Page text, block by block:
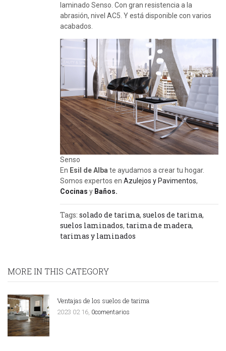
laminado Senso. Con gran resistencia a la
abrasión, nivel AC5. Y está disponible con varios
acabados.
Senso
En Esil de Alba te ayudamos a crear tu hogar.
Somos expertos en Azulejos y Pavimentos,
Cocinas y Baños.
Tags: solado de tarima, suelos de tarima,
suelos laminados, tarima de madera,
tarimas y laminados
MORE IN THIS CATEGORY
Ventajas de los suelos de tarima
2023 02 16, 0comentarios